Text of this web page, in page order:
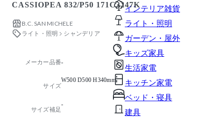
インテリア雑貨
ライト・照明
ガーデン・屋外
キッズ家具
生活家電
キッチン家電
ベッド・寝具
建具
CASSIOPEA 832/P50 171C2247K
B.C. SAN MICHELE
ライト・照明
シャンデリア
メーカー品番-
サイズ
W500 D500 H340mm
サイズ補足
-